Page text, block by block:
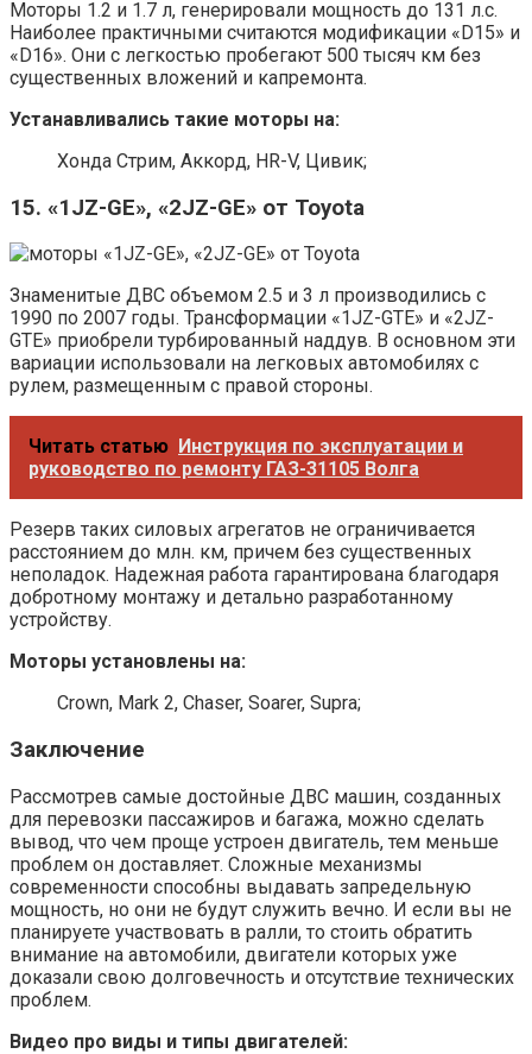
Моторы 1.2 и 1.7 л, генерировали мощность до 131 л.с.
Наиболее практичными считаются модификации «D15» и
«D16». Они с легкостью пробегают 500 тысяч км без
существенных вложений и капремонта.
Устанавливались такие моторы на:
Хонда Стрим, Аккорд, HR-V, Цивик;
15. «1JZ-GE», «2JZ-GE» от Toyota
Знаменитые ДВС объемом 2.5 и 3 л производились с
1990 по 2007 годы. Трансформации «1JZ-GTE» и «2JZ-
GTE» приобрели турбированный наддув. В основном эти
вариации использовали на легковых автомобилях с
рулем, размещенным с правой стороны.
Читать статью Инструкция по эксплуатации и
руководство по ремонту ГАЗ-31105 Волга
Резерв таких силовых агрегатов не ограничивается
расстоянием до млн. км, причем без существенных
неполадок. Надежная работа гарантирована благодаря
добротному монтажу и детально разработанному
устройству.
Моторы установлены на:
Crown, Mark 2, Chaser, Soarer, Supra;
Заключение
Рассмотрев самые достойные ДВС машин, созданных
для перевозки пассажиров и багажа, можно сделать
вывод, что чем проще устроен двигатель, тем меньше
проблем он доставляет. Сложные механизмы
современности способны выдавать запредельную
мощность, но они не будут служить вечно. И если вы не
планируете участвовать в ралли, то стоить обратить
внимание на автомобили, двигатели которых уже
доказали свою долговечность и отсутствие технических
проблем.
Видео про виды и типы двигателей: